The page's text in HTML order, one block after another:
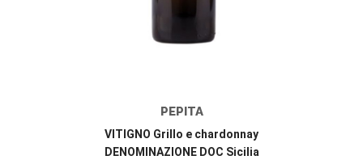
PEPITA
VITIGNO Grillo e chardonnay
DENOMINAZIONE DOC Sicilia